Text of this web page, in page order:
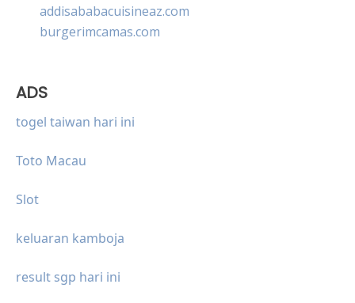
addisababacuisineaz.com
burgerimcamas.com
ADS
togel taiwan hari ini
Toto Macau
Slot
keluaran kamboja
result sgp hari ini